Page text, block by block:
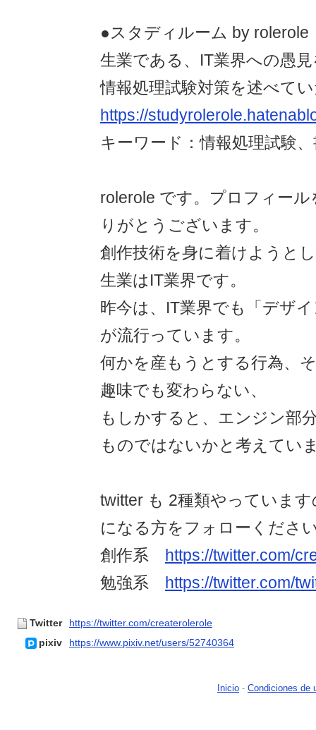
●スタディルーム by rolerole
生業である、IT業界への愚
情報処理試験対策を述べて
https://
キーワード：情報処理試験
rolerole です。プロフィー
りがとうございます。
創作技術を身に着けようと
生業はIT業界です。
昨今は、IT業界でも「デザ
が流行っています。
何かを産もうとする行為、
趣味でも変わらない、
もしかすると、エンジン部
ものではないかと考えてい
twitter も 2種類やっていま
になる方をフォローくださ
創作系
https://twitter.com/
勉強系
https://twitter.com/
Twitter
https://twitter.com/createrolerole
pixiv
https://www.pixiv.net/users/52740364
Inicio - Condiciones de